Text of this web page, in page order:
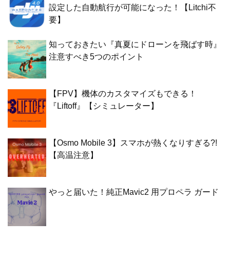
設定した自動航行が可能になった！【Litchi不
要】
知っておきたい『真夏にドローンを飛ばす時』
注意すべき5つのポイント
【FPV】機体のカスタマイズもできる！
『Liftoff』【シミュレーター】
【Osmo Mobile 3】スマホが熱くなりすぎる?!
【高温注意】
やっと届いた！純正Mavic2 用プロペラ ガード